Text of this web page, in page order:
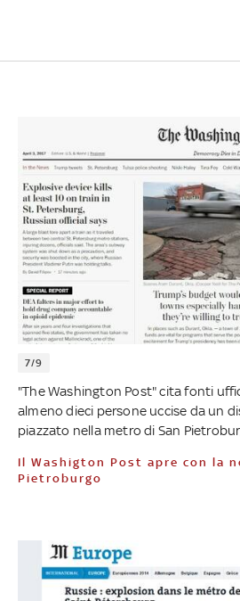
7/9
"The Washington Post" cita fonti
almeno dieci persone uccise da un
piazzato nella metro di San
Il Washigton Post apre con la notizia di San
Pietroburgo